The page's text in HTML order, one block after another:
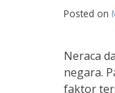
Posted on
Neraca
negara.
faktor